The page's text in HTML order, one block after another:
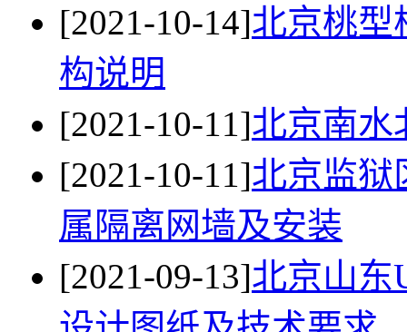
[2021-10-14]北京桃型
构说明
[2021-10-11]北京南水
[2021-10-11]北京监狱
属隔离网墙​及安装
[2021-09-13]北京山东